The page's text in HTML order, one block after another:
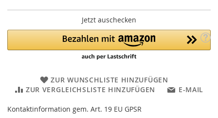
Jetzt auschecken
ZUR WUNSCHLISTE HINZUFÜGEN
ZUR VERGLEICHSLISTE HINZUFÜGEN
E-MAIL
Kontaktinformation gem. Art. 19 EU GPSR